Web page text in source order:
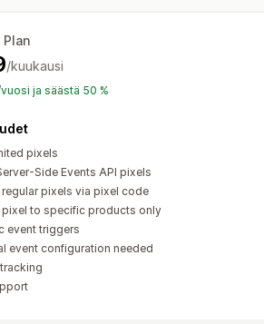
raportit
dashboard
Ilmoitukset
/kuukausi
ja säästä 50 %
pixels
Side Events API pixels
pixels via pixel code
to specific products only
event triggers
event configuration needed